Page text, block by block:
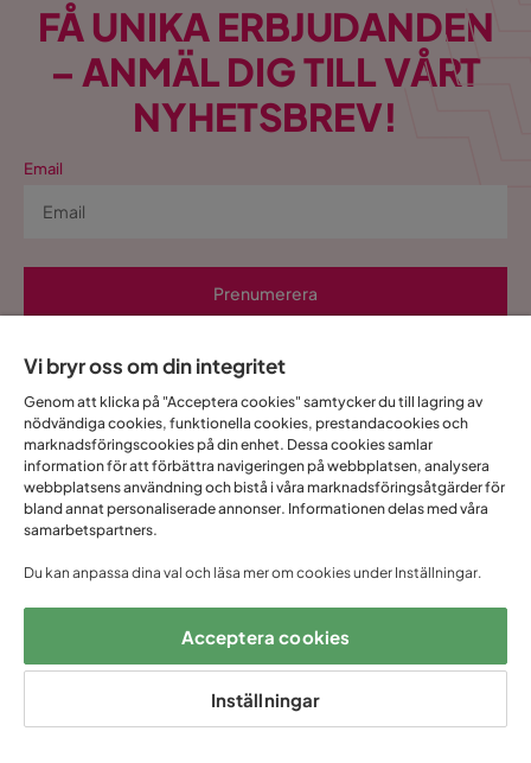
FÅ UNIKA ERBJUDANDEN
– ANMÄL DIG TILL VÅRT
NYHETSBREV!
Email
Prenumerera
Genom att fylla i min mailadress bekräftar jag att jag vill ha Trademax
nyhetsbrev och godkänner att Trademax behandlar mina
personuppgifter för att kunna skicka marknadsföringsmaterial som
anpassats till mig enligt Trademax Integritetspolicy.
Ja, tack! Jag vill även skapa ett konto till Mina
sidor.
Allt detta och mycket mer:
•Dina köp samlade på ett ställe
Vi bryr oss om din integritet
Genom att klicka på "Acceptera cookies" samtycker du till lagring av
nödvändiga cookies, funktionella cookies, prestandacookies och
marknadsföringscookies på din enhet. Dessa cookies samlar
information för att förbättra navigeringen på webbplatsen, analysera
webbplatsens användning och bistå i våra marknadsföringsåtgärder för
bland annat personaliserade annonser. Informationen delas med våra
samarbetspartners.
Du kan anpassa dina val och läsa mer om cookies under Inställningar.
Acceptera cookies
Inställningar